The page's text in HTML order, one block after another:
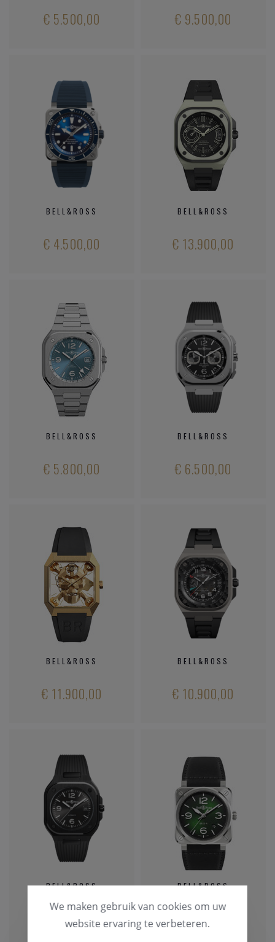
€ 5.500,00 € 9.500,00
BELL&ROSS
€ 4.500,00
BELL&ROSS
€ 13.900,00
BELL&ROSS
€ 5.800,00
BELL&ROSS
€ 6.500,00
BELL&ROSS
€ 11.900,00
BELL&ROSS
€ 10.900,00
BELL&ROSS
€ 6.700,00
BELL&ROSS
€ 3.990,00
We maken gebruik van cookies om uw
website ervaring te verbeteren.